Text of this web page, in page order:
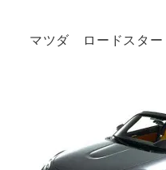
マツダ ロードスター